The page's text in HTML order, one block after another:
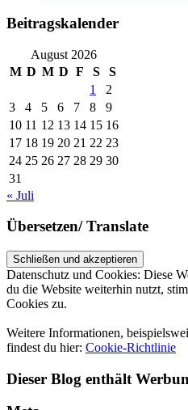
Beitragskalender
August 2026
M D M D F S
S
1
2
3
4 5 6 7 8
9
10 11 12 13 14 15 16
17 18 19 20 21 22 23
24 25 26 27 28 29 30
31
« Juli
Übersetzen/ Translate
Datenschutz und Cookies: Diese
du die Website weiterhin nutzt,
Cookies zu.
Weitere Informationen,
findest du hier: Cookie-Richtlinie
Dieser Blog enthält